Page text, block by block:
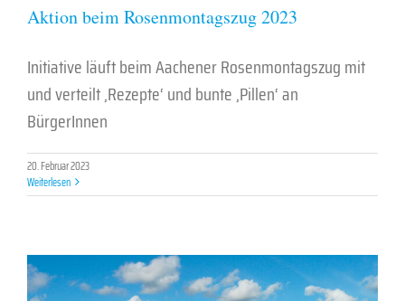
Aktion beim Rosenmontagszug 2023
Initiative läuft beim Aachener Rosenmontagszug mit
und verteilt ‚Rezepte‘ und bunte ‚Pillen‘ an
BürgerInnen
20. Februar 2023
Weiterlesen